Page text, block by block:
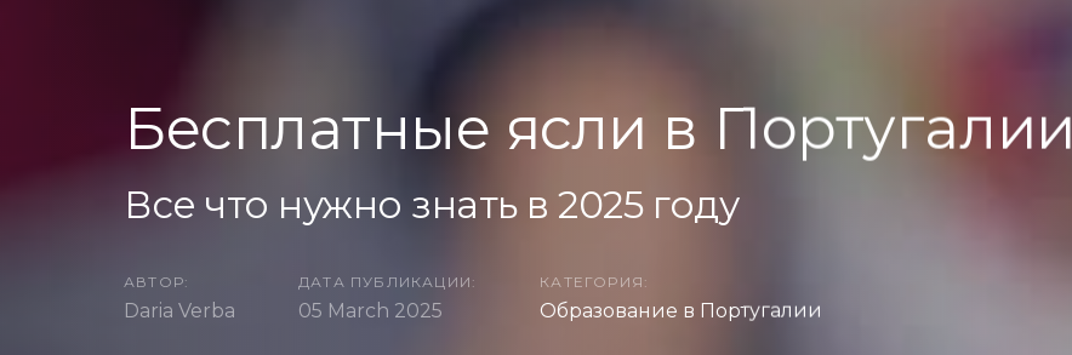
Бесплатные ясли в Португалии
Все что нужно знать в 2025 году
АВТОР:
Daria Verba
ДАТА ПУБЛИКАЦИИ:
05 March 2025
КАТЕГОРИЯ:
Образование в Португалии